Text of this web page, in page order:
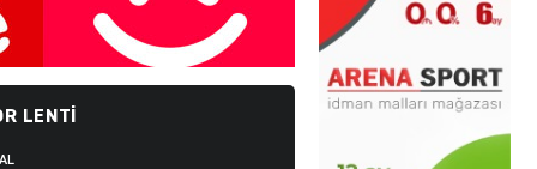
LENTI